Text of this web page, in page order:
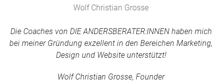
Wolf Christian Grosse
Die Coaches von DIE ANDERSBERATER:INNEN haben mich
bei meiner Gründung exzellent in den Bereichen Marketing,
Design und Website unterstützt!
Wolf Christian Grosse, Founder